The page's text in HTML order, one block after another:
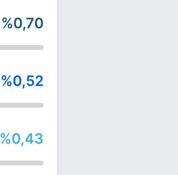
%0,70
%0,52
%0,43